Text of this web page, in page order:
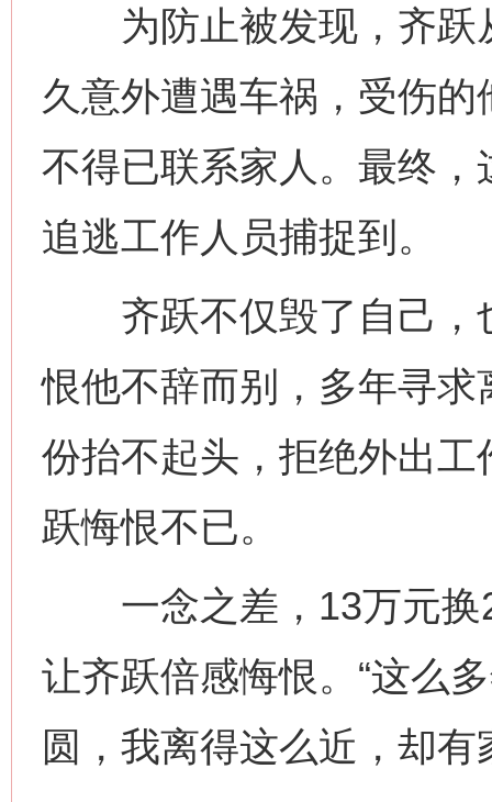
为防止被发现，齐跃
久意外遭遇车祸，受伤
不得已联系家人。最终
追逃工作人员捕捉到。
齐跃不仅毁了自己，
恨他不辞而别，多年寻求
份抬不起头，拒绝外出
跃悔恨不已。
一念之差，13万元换
让齐跃倍感悔恨。“这么
圆，我离得这么近，却